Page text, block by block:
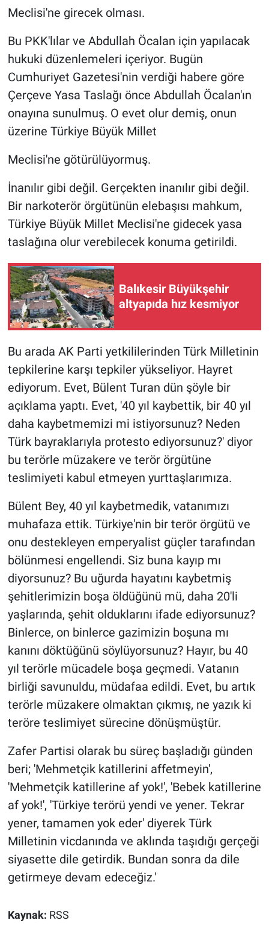
Meclisi'ne girecek olması.
Bu PKK'lılar ve Abdullah Öcalan için yapılacak
hukuki düzenlemeleri içeriyor. Bugün
Cumhuriyet Gazetesi'nin verdiği habere göre
Çerçeve Yasa Taslağı önce Abdullah Öcalan'ın
onayına sunulmuş. O evet olur demiş, onun
üzerine Türkiye Büyük Millet
Meclisi'ne götürülüyormuş.
İnanılır gibi değil. Gerçekten inanılır gibi değil.
Bir narkoterör örgütünün elebaşısı mahkum,
Türkiye Büyük Millet Meclisi'ne gidecek yasa
taslağına olur verebilecek konuma getirildi.
Balıkesir Büyükşehir
altyapıda hız kesmiyor
Bu arada AK Parti yetkililerinden Türk Milletinin
tepkilerine karşı tepkiler yükseliyor. Hayret
ediyorum. Evet, Bülent Turan dün şöyle bir
açıklama yaptı. Evet, '40 yıl kaybettik, bir 40 yıl
daha kaybetmemizi mi istiyorsunuz? Neden
Türk bayraklarıyla protesto ediyorsunuz?' diyor
bu terörle müzakere ve terör örgütüne
teslimiyeti kabul etmeyen yurttaşlarımıza.
Bülent Bey, 40 yıl kaybetmedik, vatanımızı
muhafaza ettik. Türkiye'nin bir terör örgütü ve
onu destekleyen emperyalist güçler tarafından
bölünmesi engellendi. Siz buna kayıp mı
diyorsunuz? Bu uğurda hayatını kaybetmiş
şehitlerimizin boşa öldüğünü mü, daha 20'li
yaşlarında, şehit olduklarını ifade ediyorsunuz?
Binlerce, on binlerce gazimizin boşuna mı
kanını döktüğünü söylüyorsunuz? Hayır, bu 40
yıl terörle mücadele boşa geçmedi. Vatanın
birliği savunuldu, müdafaa edildi. Evet, bu artık
terörle müzakere olmaktan çıkmış, ne yazık ki
teröre teslimiyet sürecine dönüşmüştür.
Zafer Partisi olarak bu süreç başladığı günden
beri; 'Mehmetçik katillerini affetmeyin',
'Mehmetçik katillerine af yok!', 'Bebek katillerine
af yok!', 'Türkiye terörü yendi ve yener. Tekrar
yener, tamamen yok eder' diyerek Türk
Milletinin vicdanında ve aklında taşıdığı gerçeği
siyasette dile getirdik. Bundan sonra da dile
getirmeye devam edeceğiz.'
Kaynak: RSS